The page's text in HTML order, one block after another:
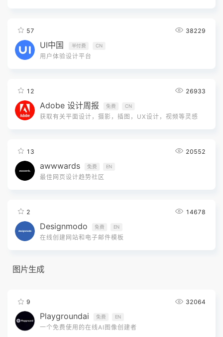
57 38229
UI中国 半付费 CN
用户体验设计平台
12 26933
Adobe 设计周报 免费 CN
获取有关平面设计，摄影，插图，UX设计，视频等灵感
13 20552
awwwards 免费 EN
最佳网页设计趋势社区
2 14678
Designmodo 免费 EN
在线创建网站和电子邮件模板
图片生成
9 32064
Playgroundai 免费 EN
一个免费使用的在线AI图像创建者